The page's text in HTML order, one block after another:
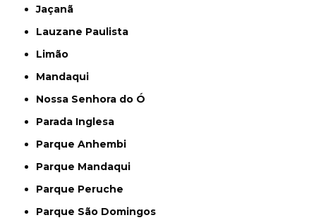
Jaçanã
Lauzane Paulista
Limão
Mandaqui
Nossa Senhora do Ó
Parada Inglesa
Parque Anhembi
Parque Mandaqui
Parque Peruche
Parque São Domingos